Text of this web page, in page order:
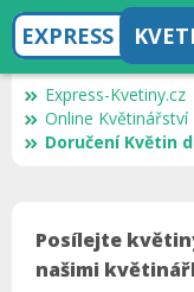
EXPRESS
Express-Kvetiny.cz
Online Květinářství
Doručení Květin
Posílejte
našimi